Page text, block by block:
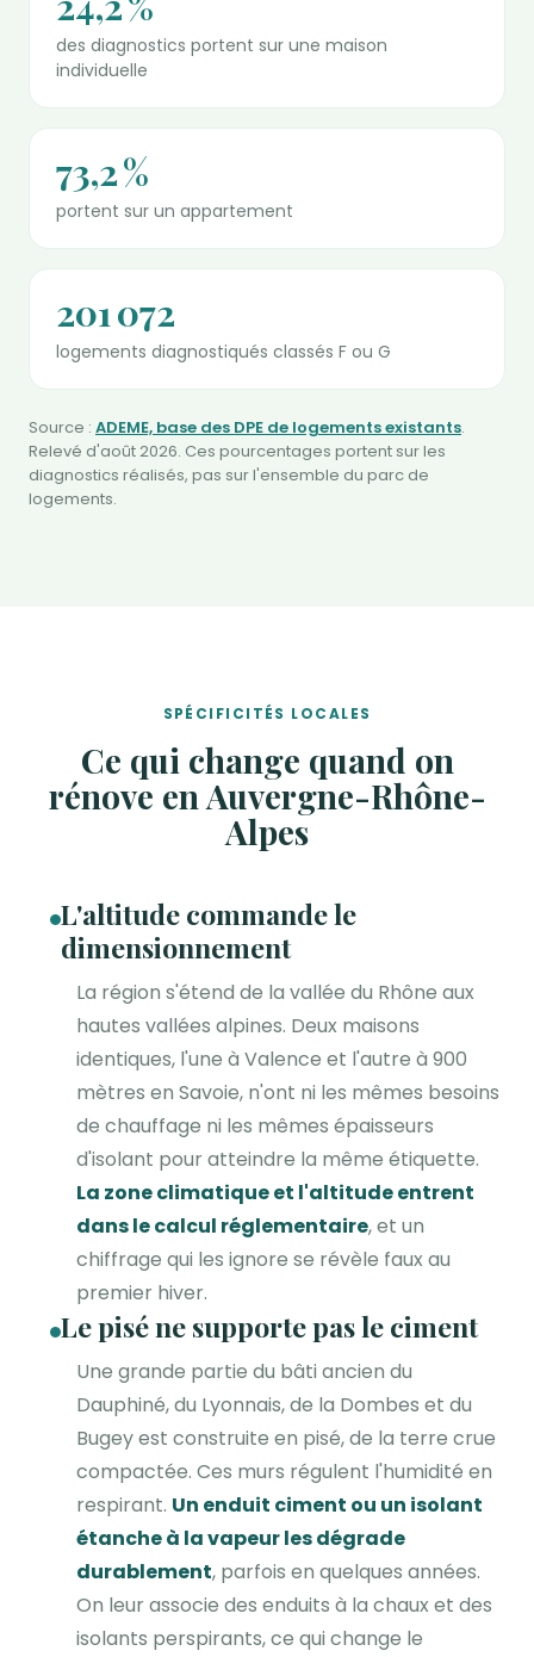
des diagnostics portent sur une maison
individuelle
73,2 %
portent sur un appartement
201 072
logements diagnostiqués classés F ou G
Source : ADEME, base des DPE de logements existants.
Relevé d'août 2026. Ces pourcentages portent sur les
diagnostics réalisés, pas sur l'ensemble du parc de
logements.
SPÉCIFICITÉS LOCALES
Ce qui change quand on
rénove en Auvergne-Rhône-
Alpes
L'altitude commande le
dimensionnement
La région s'étend de la vallée du Rhône aux
hautes vallées alpines. Deux maisons
identiques, l'une à Valence et l'autre à 900
mètres en Savoie, n'ont ni les mêmes besoins
de chauffage ni les mêmes épaisseurs
d'isolant pour atteindre la même étiquette.
La zone climatique et l'altitude entrent
dans le calcul réglementaire, et un
chiffrage qui les ignore se révèle faux au
premier hiver.
Le pisé ne supporte pas le ciment
Une grande partie du bâti ancien du
Dauphiné, du Lyonnais, de la Dombes et du
Bugey est construite en pisé, de la terre crue
compactée. Ces murs régulent l'humidité en
respirant. Un enduit ciment ou un isolant
étanche à la vapeur les dégrade
durablement, parfois en quelques années.
On leur associe des enduits à la chaux et des
isolants perspirants, ce qui change le